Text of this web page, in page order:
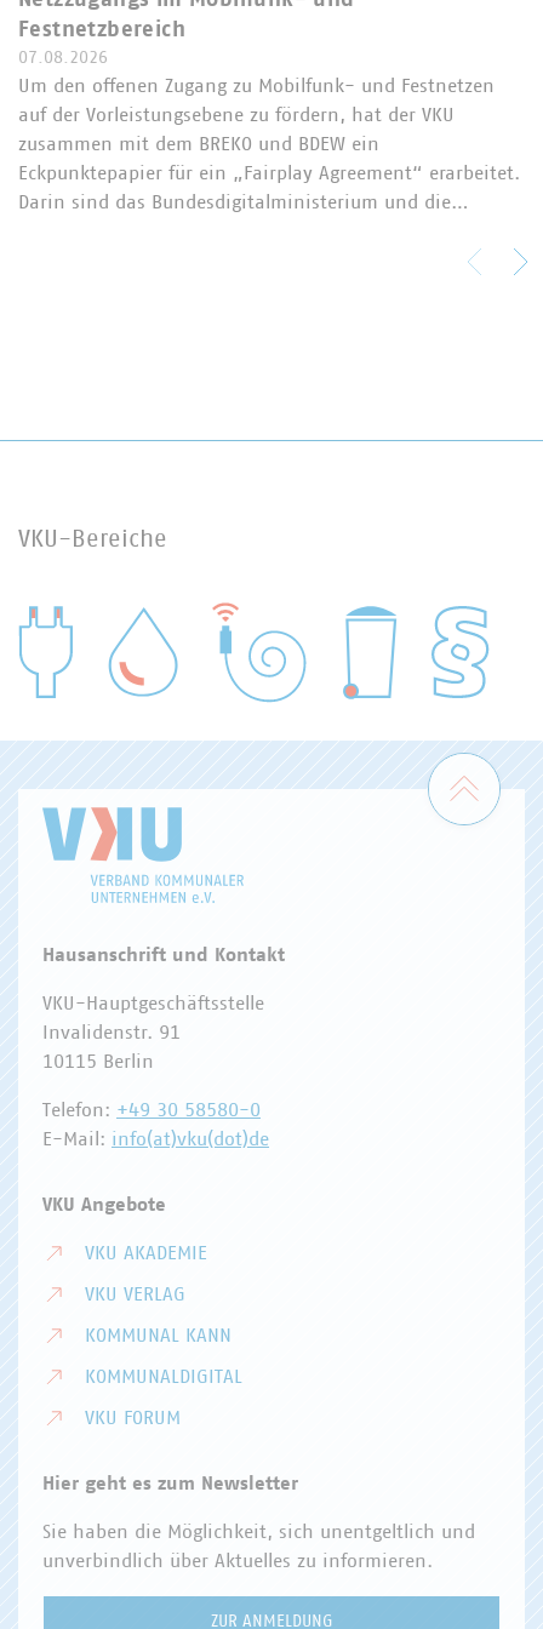
Festnetzbereich
07.08.2026
Um den offenen Zugang zu Mobilfunk- und Festnetzen
auf der Vorleistungsebene zu fördern, hat der VKU
zusammen mit dem BREKO und BDEW ein
Eckpunktepapier für ein „Fairplay Agreement“ erarbeitet.
Darin sind das Bundesdigitalministerium und die…
VKU-Bereiche
WASSER/ABWASSER
Zum
Hausanschrift und Kontakt
VKU-Hauptgeschäftsstelle
Invalidenstr. 91
10115 Berlin
Telefon: +49 30 58580-0
E-Mail: info(at)vku(dot)de
VKU Angebote
VKU AKADEMIE
VKU VERLAG
KOMMUNAL KANN
KOMMUNALDIGITAL
VKU FORUM
Hier geht es zum Newsletter
Sie haben die Möglichkeit, sich unentgeltlich und
unverbindlich über Aktuelles zu informieren.
ZUR ANMELDUNG